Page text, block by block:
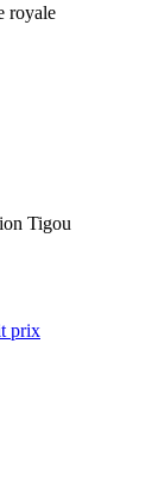
royale
Tigou
prix